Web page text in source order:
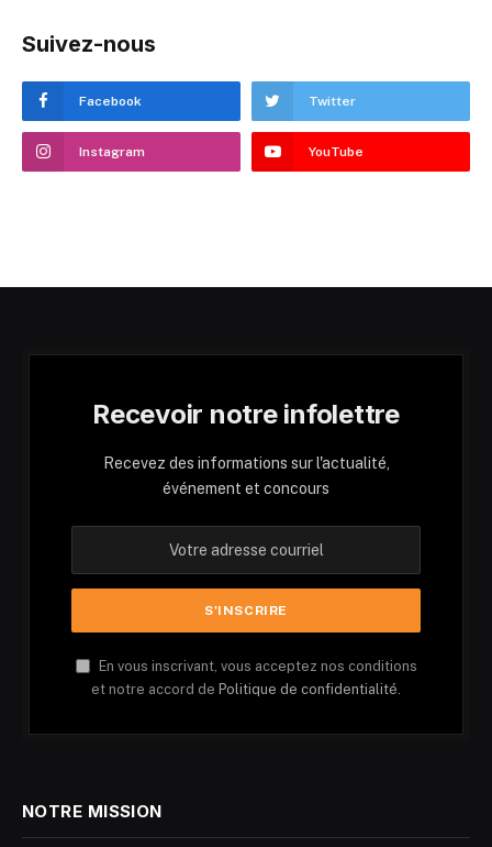
Suivez-nous
Facebook Twitter
Instagram YouTube
Recevoir notre infolettre
Recevez des informations sur l'actualité,
événement et concours
En vous inscrivant, vous acceptez nos conditions
et notre accord de Politique de confidentialité.
NOTRE MISSION